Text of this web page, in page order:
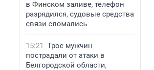
в Финском заливе, телефон
разрядился, судовые средства
связи сломались
15:21 Трое мужчин
пострадали от атаки в
Белгородской области,